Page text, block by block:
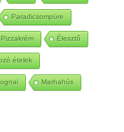
Paradicsompüre
Pizzakrém Élesztő
ételek
Marhahús